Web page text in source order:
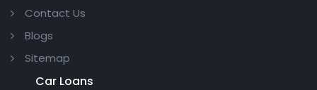
Contact Us
Blogs
Sitemap
Car Loans